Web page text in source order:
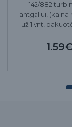
142/882
antgaliui, (kaina
už 1 vnt,
1.59€